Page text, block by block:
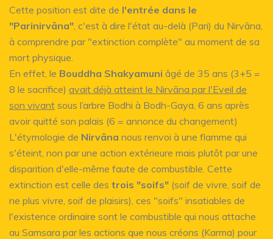
Cette position est dite de l'entrée dans le
"Parinirvāna" , c'est à dire l'état au-delà (Pari) du Nirvāna,
à comprendre par "extinction complète" au moment de sa
mort physique.
En effet, le Bouddha Shakyamuni âgé de 35 ans (3+5 =
8 le sacrifice) avait déjà atteint le Nirvāna par l'Eveil de
son vivant sous l’arbre Bodhi à Bodh-Gaya, 6 ans après
avoir quitté son palais (6 = annonce du changement)
L'étymologie de Nirvāna nous renvoi à une flamme qui
s'éteint, non par une action extérieure mais plutôt par une
disparition d'elle-même faute de combustible. Cette
extinction est celle des trois "soifs" (soif de vivre, soif de
ne plus vivre, soif de plaisirs), ces "soifs" insatiables de
l'existence ordinaire sont le combustible qui nous attache
au Samsara par les actions que nous créons (Karma) pour